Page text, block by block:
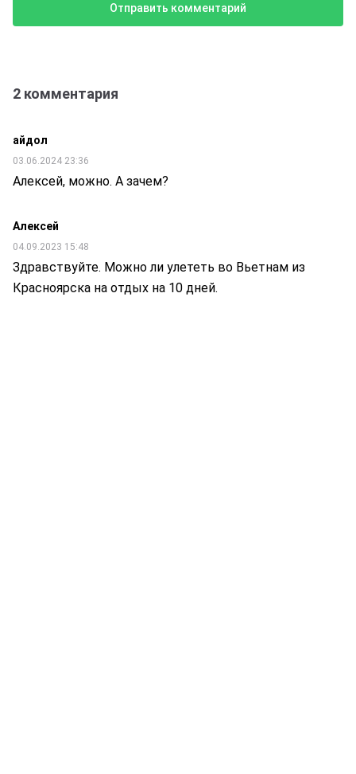
2 комментария
айдол
03.06.2024 23:36
Алексей, можно. А зачем?
Алексей
04.09.2023 15:48
Здравствуйте. Можно ли улететь во Вьетнам из
Красноярска на отдых на 10 дней.